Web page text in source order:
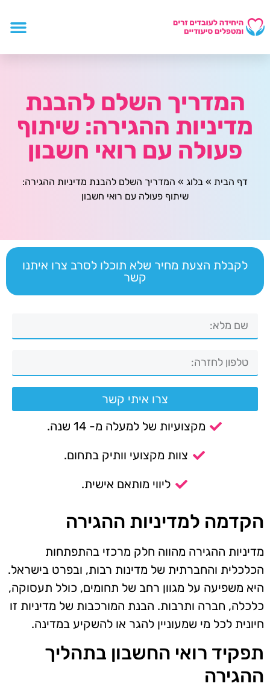
המדריך השלם להבנת
מדיניות ההגירה: שיתוף
פעולה עם רואי חשבון
דף הבית » בלוג » המדריך השלם להבנת מדיניות ההגירה:
שיתוף פעולה עם רואי חשבון
לקבלת הצעת מחיר שלא תוכלו לסרב צרו איתנו
קשר
צרו איתי קשר
מקצועיות של למעלה מ- 14 שנה.
צוות מקצועי וותיק בתחום.
ליווי מותאם אישית.
הקדמה למדיניות ההגירה
מדיניות ההגירה מהווה חלק מרכזי בהתפתחות
הכלכלית והחברתית של מדינות רבות, ובפרט בישראל.
היא משפיעה על מגוון רחב של תחומים, כולל תעסוקה,
כלכלה, חברה ותרבות. הבנת המורכבות של מדיניות זו
חיונית לכל מי שמעוניין להגר או להשקיע במדינה.
תפקיד רואי החשבון בתהליך
ההגירה